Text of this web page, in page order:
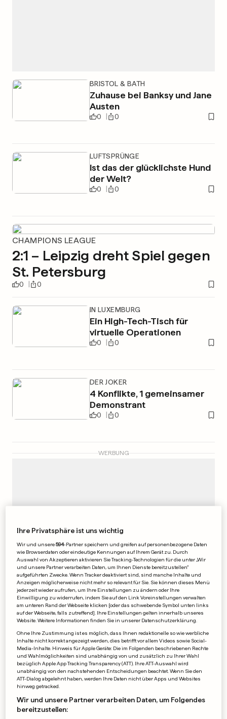
BRISTOL & BATH
Zuhause bei Banksy und Jane
Austen
0 0
LUFTSPRÜNGE
Ist das der glücklichste Hund
der Welt?
0 0
CHAMPIONS LEAGUE
2:1 – Leipzig dreht Spiel gegen
St. Petersburg
0 0
IN LUXEMBURG
Ein High-Tech-Tisch für
virtuelle Operationen
0 0
DER JOKER
4 Konflikte, 1 gemeinsamer
Demonstrant
0 0
WERBUNG
DRAMA IN PORTUGAL
Rodrigo kam ohne Nase und
Augen zur Welt
0 0
POLITMONITOR-UMFRAGE
im freien Fall
Ihre Privatsphäre ist uns wichtig
Wir und unsere594-Partner speichern und greifen auf personenbezogene Daten
wie Browserdaten oder eindeutige Kennungen auf Ihrem Gerät zu. Durch
Auswahl von Akzeptieren aktivieren Sie Tracking-Technologien für die unter „Wir
und unsere Partner verarbeiten Daten, um Ihnen Dienste bereitzustellen“
aufgeführten Zwecke. Wenn Tracker deaktiviert sind, sind manche Inhalte und
Anzeigen möglicherweise nicht mehr so relevant für Sie. Sie können dieses Menü
jederzeit wieder aufrufen, um Ihre Einstellungen zu ändern oder Ihre
Einwilligung zu widerrufen, indem Sie auf den Link Voreinstellungen verwalten
am unteren Rand der Webseite klicken [oder das schwebende Symbol unten links
auf der Webseite, falls zutreffend]. Ihre Einstellungen gelten innerhalb unseres
Website. Weitere Informationen finden Sie in unserer Datenschutzerklärung.
Ohne Ihre Zustimmung ist es möglich, dass Ihnen redaktionelle so wie werbliche
Inhalte nicht korrekt angezeigt werden, dies betrifft vor allem Videos sowie Social-
Media-Inhalte. Hinweis für Apple Geräte: Die im Folgenden beschriebenen Rechte
und Wahlmöglichkeiten sind unabhängig von und zusätzlich zu Ihrer Wahl
bezüglich Apple App Tracking Transparency (ATT). Ihre ATT-Auswahl wird
unabhängig von den nachstehenden Entscheidungen beachtet. Wenn Sie den
ATT-Dialog abgelehnt haben, werden Ihre Daten nicht über Apps und Websites
hinweg getracked.
Wir und unsere Partner verarbeiten Daten, um Folgendes
bereitzustellen: